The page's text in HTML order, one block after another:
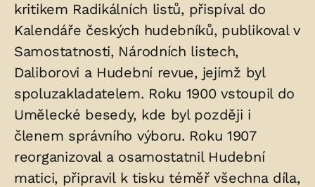
kritikem Radikálních listů, přispíval do
Kalendáře českých hudebníků, publikoval v
Samostatnosti, Národních listech,
Daliborovi a Hudební revue, jejímž byl
spoluzakladatelem. Roku 1900 vstoupil do
Umělecké besedy, kde byl později i
členem správního výboru. Roku 1907
reorganizoval a osamostatnil Hudební
matici, připravil k tisku téměř všechna díla,